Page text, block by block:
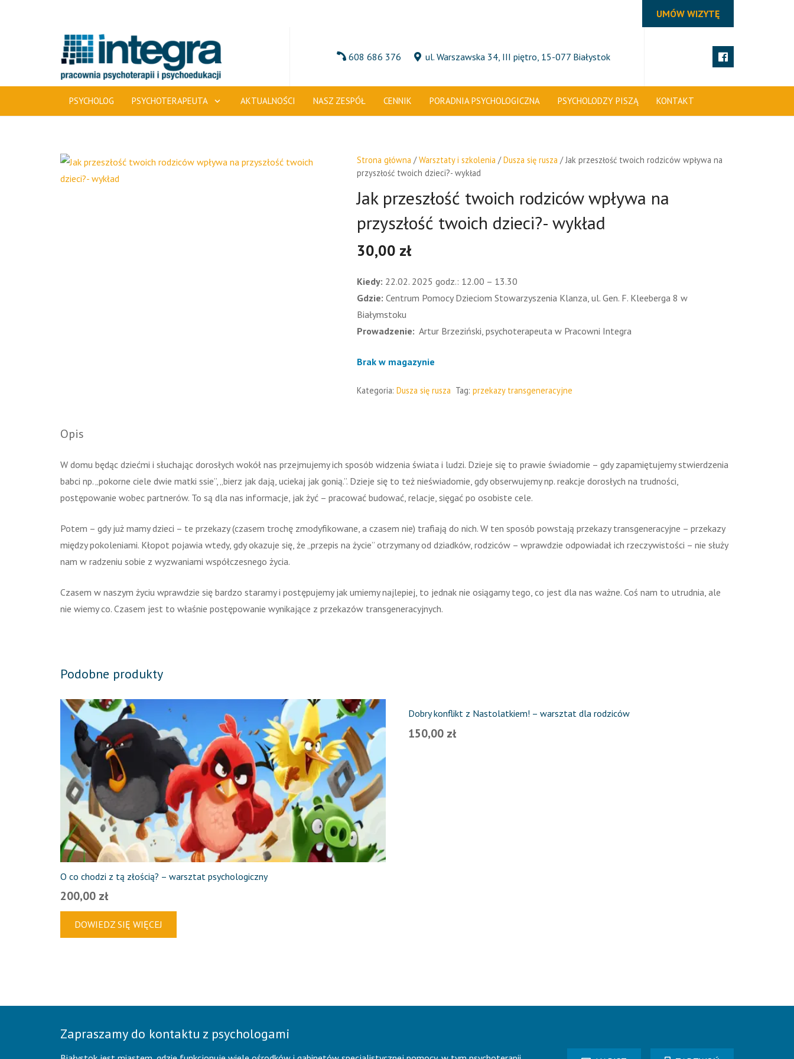
UMÓW WIZYTĘ
608 686 376 ul. Warszawska 34, III piętro, 15-077 Białystok
PSYCHOLOG PSYCHOTERAPEUTA AKTUALNOŚCI NASZ ZESPÓŁ CENNIK PORADNIA PSYCHOLOGICZNA PSYCHOLODZY PISZĄ KONTAKT
Strona główna /Warsztaty i szkolenia /Dusza się rusza / Jak przeszłość twoich rodziców wpływa na
przyszłość twoich dzieci?- wykład
Jak przeszłość twoich rodziców wpływa na
przyszłość twoich dzieci?- wykład
30,00 zł
Kiedy: 22.02. 2025 godz.: 12.00 – 13.30
Gdzie: Centrum Pomocy Dzieciom Stowarzyszenia Klanza, ul. Gen. F. Kleeberga 8 w
Białymstoku
Prowadzenie: Artur Brzeziński, psychoterapeuta w Pracowni Integra
Brak w magazynie
Kategoria: Dusza się rusza Tag:przekazy transgeneracyjne
Opis
W domu będąc dziećmi i słuchając dorosłych wokół nas przejmujemy ich sposób widzenia świata i ludzi. Dzieje się to prawie świadomie – gdy zapamiętujemy stwierdzenia
babci np. „pokorne ciele dwie matki ssie”, „bierz jak dają, uciekaj jak gonią.”. Dzieje się to też nieświadomie, gdy obserwujemy np. reakcje dorosłych na trudności,
postępowanie wobec partnerów. To są dla nas informacje, jak żyć – pracować budować, relacje, sięgać po osobiste cele.
Potem – gdy już mamy dzieci – te przekazy (czasem trochę zmodyfikowane, a czasem nie) trafiają do nich. W ten sposób powstają przekazy transgeneracyjne – przekazy
między pokoleniami. Kłopot pojawia wtedy, gdy okazuje się, że „przepis na życie” otrzymany od dziadków, rodziców – wprawdzie odpowiadał ich rzeczywistości – nie służy
nam w radzeniu sobie z wyzwaniami współczesnego życia.
Czasem w naszym życiu wprawdzie się bardzo staramy i postępujemy jak umiemy najlepiej, to jednak nie osiągamy tego, co jest dla nas ważne. Coś nam to utrudnia, ale
nie wiemy co. Czasem jest to właśnie postępowanie wynikające z przekazów transgeneracyjnych.
Podobne produkty
O co chodzi z tą złością? – warsztat psychologiczny
200,00 zł
DOWIEDZ SIĘ WIĘCEJ
Dobry konflikt z Nastolatkiem! – warsztat dla rodziców
150,00 zł
Zapraszamy do kontaktu z psychologami